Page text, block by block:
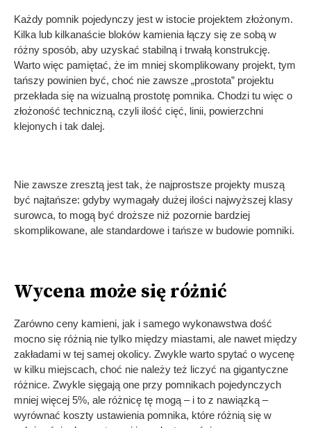
Każdy pomnik pojedynczy jest w istocie projektem złożonym.
Kilka lub kilkanaście bloków kamienia łączy się ze sobą w
różny sposób, aby uzyskać stabilną i trwałą konstrukcję.
Warto więc pamiętać, że im mniej skomplikowany projekt, tym
tańszy powinien być, choć nie zawsze „prostota” projektu
przekłada się na wizualną prostotę pomnika. Chodzi tu więc o
złożoność techniczną, czyli ilość cięć, linii, powierzchni
klejonych i tak dalej.
Nie zawsze zresztą jest tak, że najprostsze projekty muszą
być najtańsze: gdyby wymagały dużej ilości najwyższej klasy
surowca, to mogą być droższe niż pozornie bardziej
skomplikowane, ale standardowe i tańsze w budowie pomniki.
Wycena może się różnić
Zarówno ceny kamieni, jak i samego wykonawstwa dość
mocno się różnią nie tylko między miastami, ale nawet między
zakładami w tej samej okolicy. Zwykle warto spytać o wycenę
w kilku miejscach, choć nie należy też liczyć na gigantyczne
różnice. Zwykle sięgają one przy pomnikach pojedynczych
mniej więcej 5%, ale różnicę tę mogą – i to z nawiązką –
wyrównać koszty ustawienia pomnika, które różnią się w